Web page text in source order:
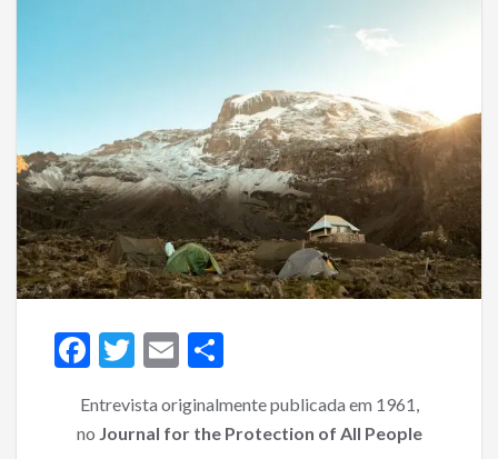
F
e
T
itt
E
ai ar
Entrevista originalmente publicada em 1961,
no Journal for the Protection of All People